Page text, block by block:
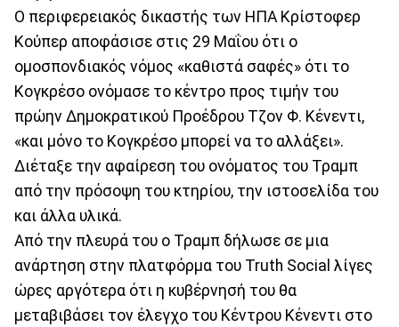
Ο περιφερειακός δικαστής των ΗΠΑ Κρίστοφερ
Κούπερ αποφάσισε στις 29 Μαΐου ότι ο
ομοσπονδιακός νόμος «καθιστά σαφές» ότι το
Κογκρέσο ονόμασε το κέντρο προς τιμήν του
πρώην Δημοκρατικού Προέδρου Τζον Φ. Κένεντι,
«και μόνο το Κογκρέσο μπορεί να το αλλάξει».
Διέταξε την αφαίρεση του ονόματος του Τραμπ
από την πρόσοψη του κτηρίου, την ιστοσελίδα του
και άλλα υλικά.
Από την πλευρά του ο Τραμπ δήλωσε σε μια
ανάρτηση στην πλατφόρμα του Truth Social λίγες
ώρες αργότερα ότι η κυβέρνησή του θα
μεταβιβάσει τον έλεγχο του Κέντρου Κένεντι στο